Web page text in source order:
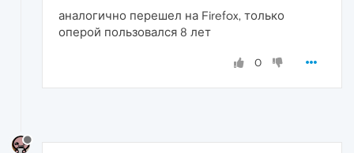
аналогично перешел на Firefox, только
оперой пользовался 8 лет
0